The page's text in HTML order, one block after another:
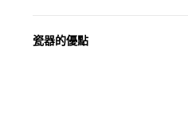
瓷器的優點
• 耐熱性極佳，適用於微波爐